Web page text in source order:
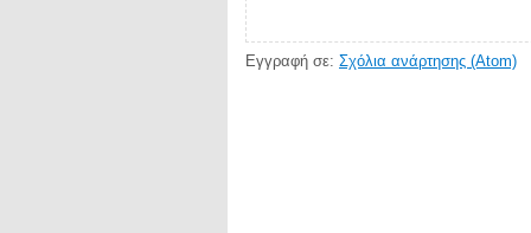
Εγγραφή σε: Σχόλια ανάρτησης (Atom)